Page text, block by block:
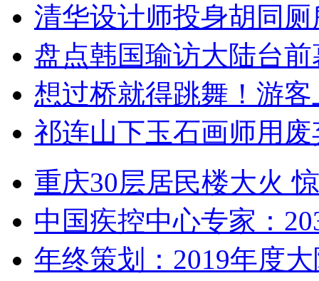
清华设计师投身胡同
盘点韩国瑜访大陆台
想过桥就得跳舞！游客
祁连山下玉石画师用
重庆30层居民楼大火
中国疾控中心专家：
年终策划：2019年度